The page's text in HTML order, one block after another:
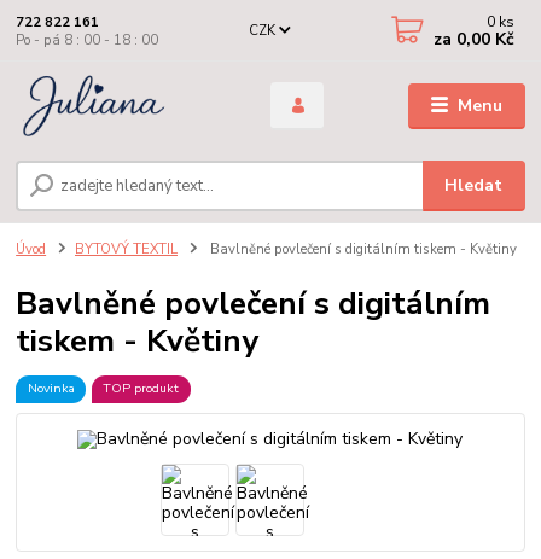
Menu
CZK
Hledat
722 822 161
Po - pá 8 : 00 - 18 : 00
0 ks
za 0,00 Kč
Úvod BYTOVÝ TEXTIL Bavlněné povlečení s digitálním tiskem - Květiny
Bavlněné povlečení s digitálním
tiskem - Květiny
Novinka TOP produkt